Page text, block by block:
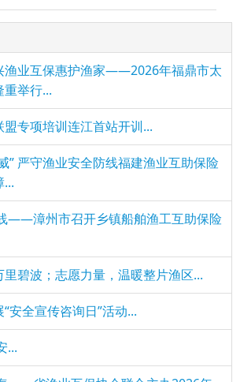
渔业互保惠护渔家——2026年福鼎市太
举行...
专项培训连江首站开训...
” 严守渔业安全防线福建渔业互助保险
...
——漳州市召开乡镇船舶渔工互助保险
碧波；志愿力量，温暖整片渔区...
安全宣传咨询日”活动...
...